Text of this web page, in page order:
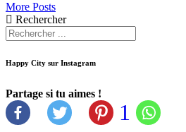
More Posts
Rechercher
Happy City sur Instagram
Partage si tu aimes !
1